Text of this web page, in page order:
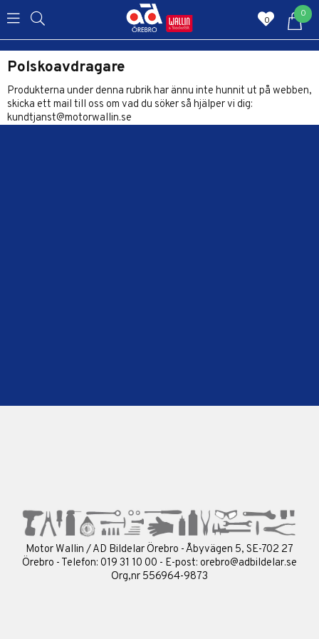
0
0
Polskoavdragare
Produkterna under denna rubrik har ännu inte hunnit ut på webben,
skicka ett mail till oss om vad du söker så hjälper vi dig:
kundtjanst@motorwallin.se
Motor Wallin / AD Bildelar Örebro - Åbyvägen 5, SE-702 27
Örebro - Telefon: 019 31 10 00 - E-post: orebro@adbildelar.se
Org,nr 556964-9873